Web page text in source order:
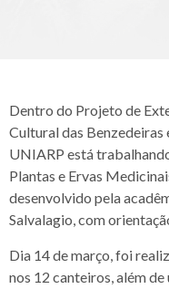
Dentro do Projeto de
Cultural das Benzedeiras
UNIARP está
Plantas e Ervas
desenvolvido pela
Salvalagio, com
Dia 14 de março, foi
nos 12 canteiros, além